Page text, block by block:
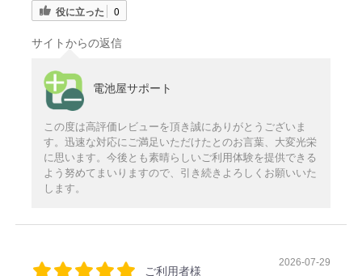
役に立った 0
サイトからの返信
電池屋サポート
この度は高評価レビューを頂き誠にありがとうございま
す。迅速な対応にご満足いただけたとのお言葉、大変光栄
に思います。今後とも素晴らしいご利用体験を提供できる
よう努めてまいりますので、引き続きよろしくお願いいた
します。
ご利用者様
2026-07-29